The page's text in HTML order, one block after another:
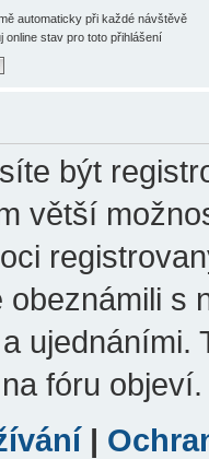
automaticky při každé návštěvě
online stav pro toto přihlášení
být
větší
obeznámili s
ujednáními.
fóru objeví.
|